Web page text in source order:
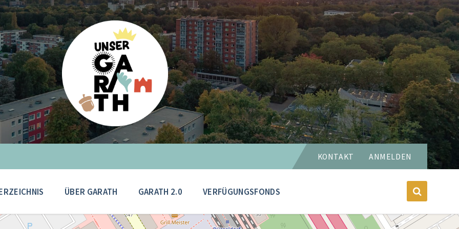
Sprache
wählen:KONTAKT ANMELDEN
ÜBER GARATH GARATH 2.0 VERFÜGUNGSFONDS